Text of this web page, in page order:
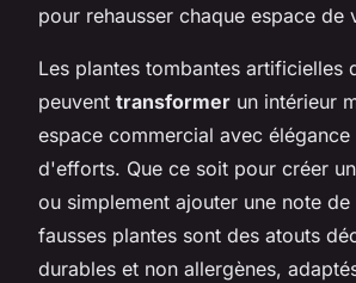
pour rehausser chaque espace de
Les plantes tombantes artificielles
peuvent transformer un intérieur
espace commercial avec élégance
d'efforts. Que ce soit pour créer un
ou simplement ajouter une note
fausses plantes sont des atouts
durables et non allergènes,